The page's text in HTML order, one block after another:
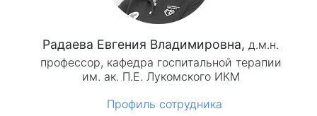
Радаева Евгения Владимировна, д.м.н.
профессор, кафедра госпитальной терапии
им. ак. П.Е. Лукомского ИКМ
Профиль сотрудника